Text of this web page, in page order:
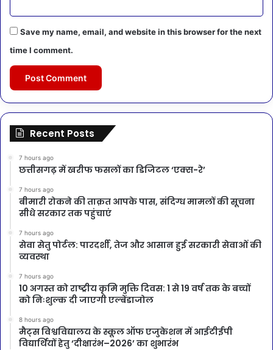
Save my name, email, and website in this browser for the next
time I comment.
Recent Posts
7 hours ago
छत्तीसगढ़ में खरीफ फसलों का डिजिटल ‘एक्स-रे’
7 hours ago
बीमारी रोकने की ताक़त आपके पास, संदिग्ध मामलों की सूचना
सीधे सरकार तक पहुंचाएं
7 hours ago
सेवा सेतु पोर्टल: पारदर्शी, तेज और आसान हुई सरकारी सेवाओं की
व्यवस्था
7 hours ago
10 अगस्त को राष्ट्रीय कृमि मुक्ति दिवस: 1 से 19 वर्ष तक के बच्चों
को निःशुल्क दी जाएगी एल्बेंडाजोल
8 hours ago
मैट्स विश्वविद्यालय के स्कूल ऑफ एजुकेशन में आईटीईपी
विद्यार्थियों हेतु ‘दीक्षारंभ–2026’ का शुभारंभ